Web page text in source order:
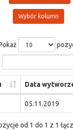
Wybór kolumn
Data
05.11.2019
od 1 do 1 z 1